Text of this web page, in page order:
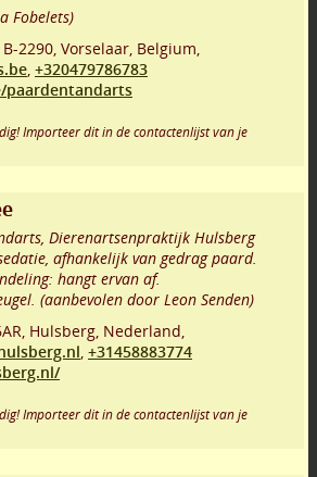
Fobelets)
B-2290 Vorselaar Belgium,
+320479786783
paardentandarts
Importeer dit in de contactenlijst van je
Dierenartsenpraktijk Hulsberg
afhankelijk van gedrag paard.
hangt ervan af.
(aanbevolen door Leon Senden)
Hulsberg Nederland,
+31458883774
Importeer dit in de contactenlijst van je